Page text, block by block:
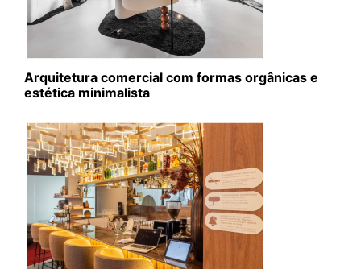
Arquitetura comercial com formas orgânicas e
estética minimalista